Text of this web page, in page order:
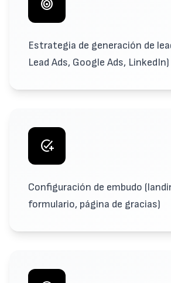
target
Estrategia de generación de
Lead Ads, Google Ads, LinkedIn)
add_task
Configuración de embudo
formulario, página de gracias)